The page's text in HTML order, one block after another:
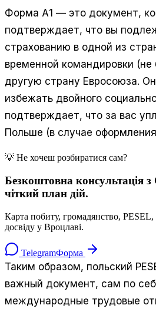
Форма А1 — это документ,
подтверждает, что вы
страхованию в одной из
временной командировки
другую страну Евросоюза.
избежать двойного
подтверждает, что за вас
Польше (в случае
💡 Не хочеш розбиратися сам?
Безкоштовна консультація
чіткий план дій.
Карта побиту, громадянство,
досвіду у Вроцлаві.
TelegramФорма
Таким образом, польский
важный документ, сам по
международные трудовые